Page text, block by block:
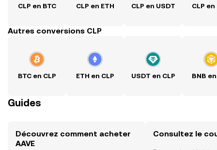
CLP en BTC CLP en ETH CLP en USDT CLP en
Autres conversions CLP
BTC en CLP ETH en CLP USDT en CLP BNB
Guides
Découvrez comment acheter
AAVE
Consultez le